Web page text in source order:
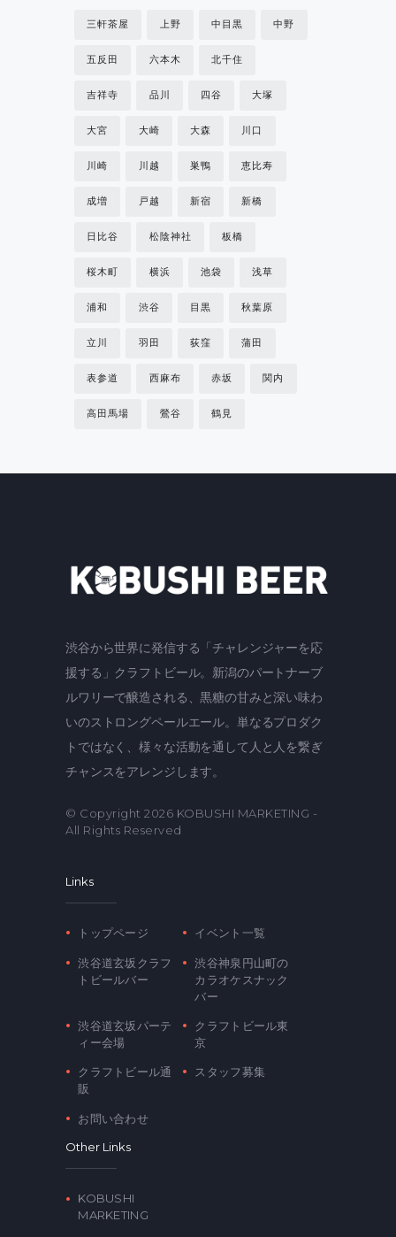
三軒茶屋 上野 中目黒 中野
五反田 六本木 北千住
吉祥寺 品川 四谷 大塚
大宮 大崎 大森 川口
川崎 川越 巣鴨 恵比寿
成増 戸越 新宿 新橋
日比谷 松陰神社 板橋
桜木町 横浜 池袋 浅草
浦和 渋谷 目黒 秋葉原
立川 羽田 荻窪 蒲田
表参道 西麻布 赤坂 関内
高田馬場 鶯谷 鶴見
渋谷から世界に発信する「チャレンジャーを応
援する」クラフトビール。新潟のパートナーブ
ルワリーで醸造される、黒糖の甘みと深い味わ
いのストロングペールエール。単なるプロダク
トではなく、様々な活動を通して人と人を繋ぎ
チャンスをアレンジします。
© Copyright 2026 KOBUSHI MARKETING -
All Rights Reserved
Links
トップページ イベント一覧
渋谷道玄坂クラフ
トビールバー
渋谷神泉円山町の
カラオケスナック
バー
渋谷道玄坂パーテ
ィー会場
クラフトビール東
京
クラフトビール通
販
スタッフ募集
お問い合わせ
Other Links
KOBUSHI
MARKETING